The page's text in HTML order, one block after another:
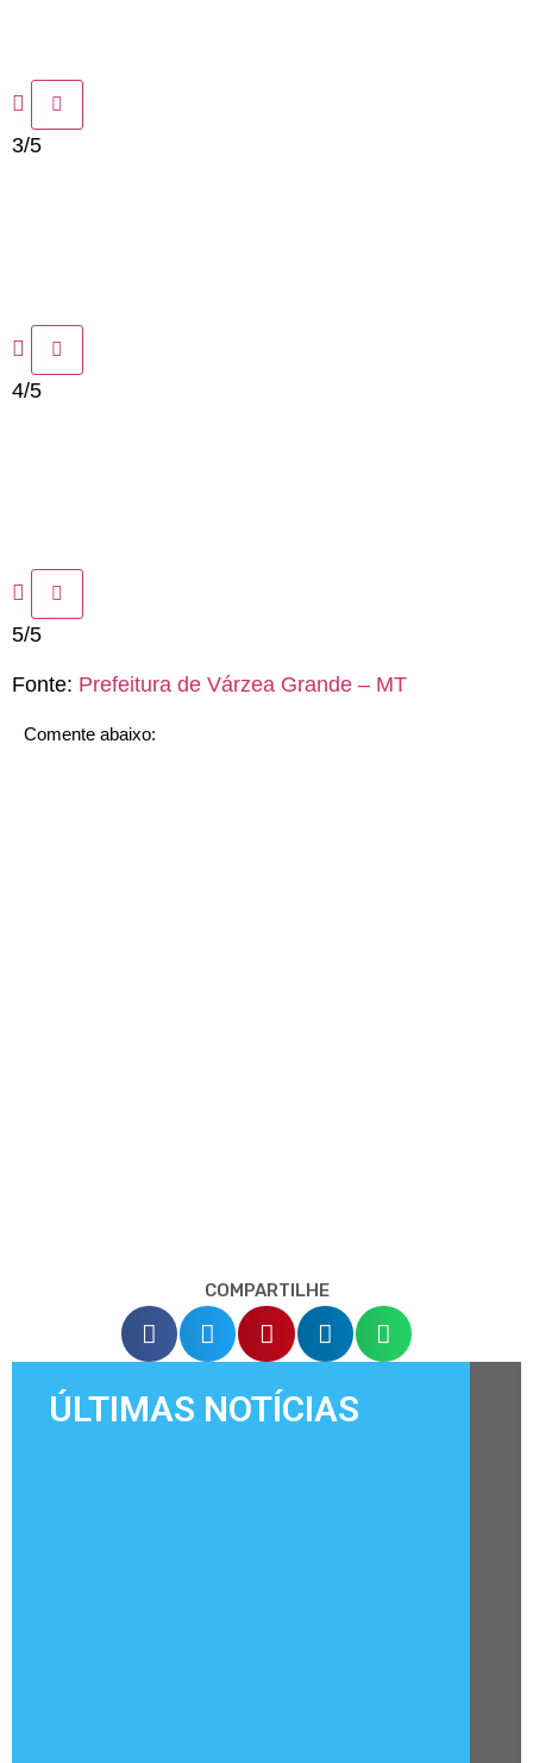
3/5
4/5
5/5
Fonte: Prefeitura de Várzea Grande – MT
Comente abaixo:
COMPARTILHE
ÚLTIMAS NOTÍCIAS